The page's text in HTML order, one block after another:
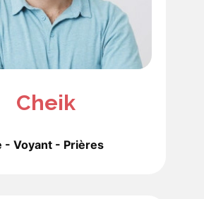
Cheik
- Voyant - Prières